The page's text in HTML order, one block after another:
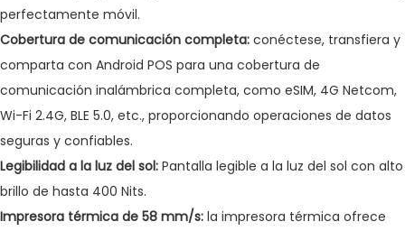
perfectamente móvil.
Cobertura de comunicación completa: conéctese, transfiera y
comparta con Android POS para una cobertura de
comunicación inalámbrica completa, como eSIM, 4G Netcom,
Wi-Fi 2.4G, BLE 5.0, etc., proporcionando operaciones de datos
seguras y confiables.
Legibilidad a la luz del sol: Pantalla legible a la luz del sol con alto
brillo de hasta 400 Nits.
Impresora térmica de 58 mm/s: la impresora térmica ofrece